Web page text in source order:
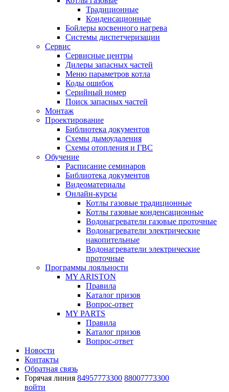
Традиционные
Конденсационные
Бойлеры косвенного нагрева
Системы диспетчеризации
Сервис
Сервисные центры
Дилеры запасных частей
Меню параметров котла
Коды ошибок
Серийный номер
Поиск запасных частей
Монтаж
Проектирование
Библиотека документов
Схемы дымоудаления
Схемы отопления и ГВС
Обучение
Расписание семинаров
Библиотека документов
Видеоматериалы
Онлайн-курсы
Котлы газовые традиционные
Котлы газовые конденсационные
Водонагреватели газовые проточные
Водонагреватели электрические
накопительные
Водонагреватели электрические
проточные
Программы лояльности
MY ARISTON
Правила
Каталог призов
Вопрос-ответ
MY PARTS
Правила
Каталог призов
Вопрос-ответ
Новости
Контакты
Обратная связь
Горячая линия 84957773300 88007773300
войти